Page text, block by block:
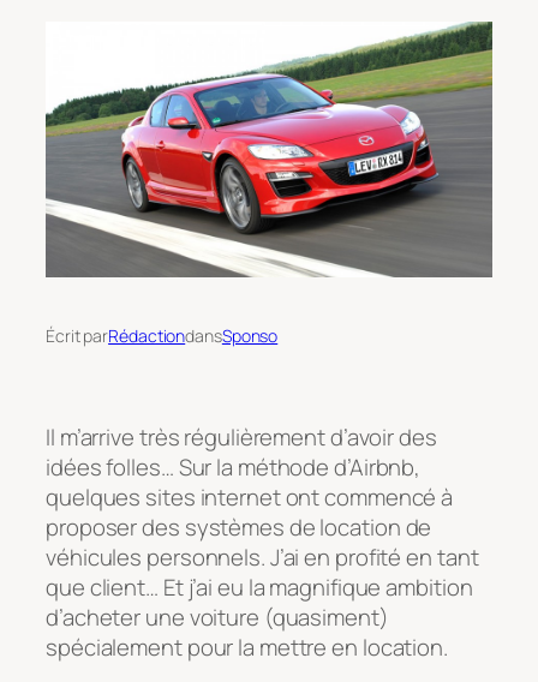
Écrit parRédactiondansSponso
Il m’arrive très régulièrement d’avoir des
idées folles… Sur la méthode d’Airbnb,
quelques sites internet ont commencé à
proposer des systèmes de location de
véhicules personnels. J’ai en profité en tant
que client… Et j’ai eu la magnifique ambition
d’acheter une voiture (quasiment)
spécialement pour la mettre en location.